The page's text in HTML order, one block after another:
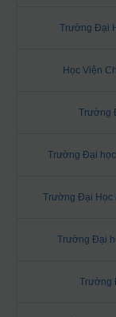
Trường Đại
Học Viện
Trường
Trường Đại
Trường Đại Học
Trường Đại
Trường